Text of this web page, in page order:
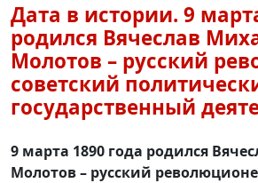
Дата в истории. 9
родился Вячеслав
Молотов – русский
советский
государственный
9 марта 1890 года родился
Молотов – русский